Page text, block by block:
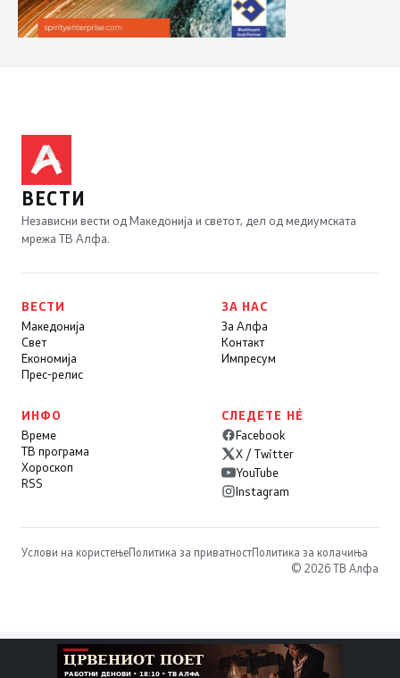
ВЕСТИ
Независни вести од Македонија и светот, дел од медиумската
мрежа ТВ Алфа.
ВЕСТИ
Македонија
Свет
Економија
Прес-релис
ЗА НАС
За Алфа
Контакт
Импресум
ИНФО
Време
ТВ програма
Хороскоп
RSS
СЛЕДЕТЕ НÉ
Facebook
X / Twitter
YouTube
Instagram
Услови на користењеПолитика за приватностПолитика за колачиња
© 2026 ТВ Алфа